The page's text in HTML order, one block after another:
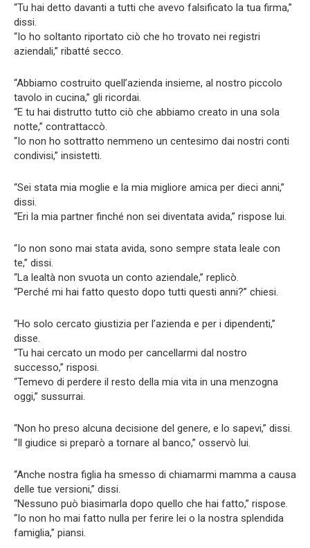
“Tu hai detto davanti a tutti che avevo falsificato la tua firma,”
dissi.
“Io ho soltanto riportato ciò che ho trovato nei registri
aziendali,” ribatté secco.
“Abbiamo costruito quell’azienda insieme, al nostro piccolo
tavolo in cucina,” gli ricordai.
“E tu hai distrutto tutto ciò che abbiamo creato in una sola
notte,” contrattaccò.
“Io non ho sottratto nemmeno un centesimo dai nostri conti
condivisi,” insistetti.
“Sei stata mia moglie e la mia migliore amica per dieci anni,”
dissi.
“Eri la mia partner finché non sei diventata avida,” rispose lui.
“Io non sono mai stata avida, sono sempre stata leale con
te,” dissi.
“La lealtà non svuota un conto aziendale,” replicò.
“Perché mi hai fatto questo dopo tutti questi anni?” chiesi.
“Ho solo cercato giustizia per l’azienda e per i dipendenti,”
disse.
“Tu hai cercato un modo per cancellarmi dal nostro
successo,” risposi.
“Temevo di perdere il resto della mia vita in una menzogna
oggi,” sussurrai.
“Non ho preso alcuna decisione del genere, e lo sapevi,” dissi.
“Il giudice si preparò a tornare al banco,” osservò lui.
“Anche nostra figlia ha smesso di chiamarmi mamma a causa
delle tue versioni,” dissi.
“Nessuno può biasimarla dopo quello che hai fatto,” rispose.
“Io non ho mai fatto nulla per ferire lei o la nostra splendida
famiglia,” piansi.